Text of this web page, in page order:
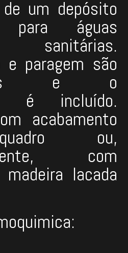
um depósito
para águas
e paragem são
e o
é incluído.
acabamento
ou,
com
lacada